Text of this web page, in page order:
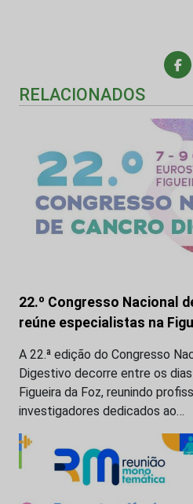
RELACIONADOS
22.º Congresso Nacional
reúne especialistas na
A 22.ª edição do Congresso
Digestivo decorre entre os
Figueira da Foz, reunindo
investigadores dedicados ao…